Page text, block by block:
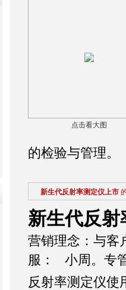
点击看大图
的检验与管理。
新生代反射率测定仪上市
新生代反
营销理念：与客
服： 小周。专
反射率测定仪使